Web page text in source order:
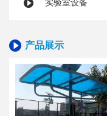
实验室设备
产品展示